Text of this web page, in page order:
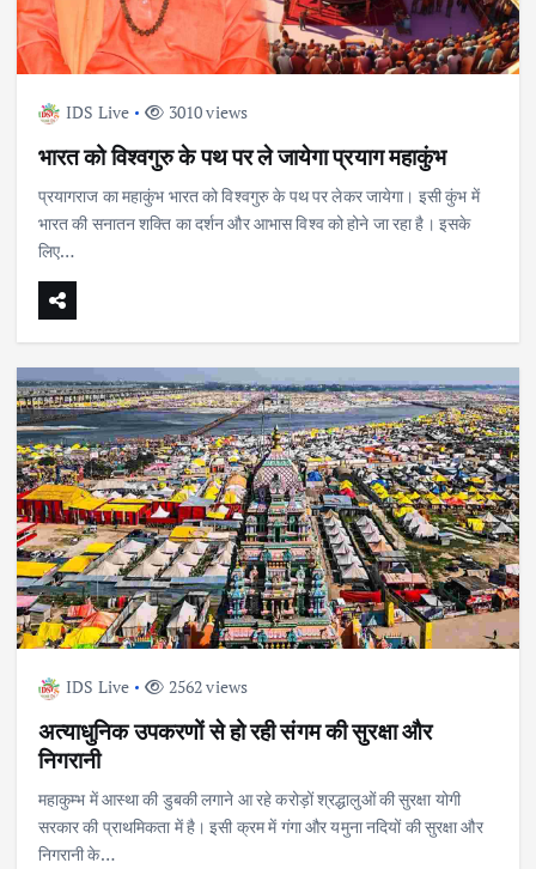
IDS Live 3010 views
भारत को विश्वगुरु के पथ पर ले जायेगा प्रयाग महाकुंभ
प्रयागराज का महाकुंभ भारत को विश्वगुरु के पथ पर लेकर जायेगा। इसी कुंभ में
भारत की सनातन शक्ति का दर्शन और आभास विश्व को होने जा रहा है। इसके
लिए…
IDS Live 2562 views
अत्याधुनिक उपकरणों से हो रही संगम की सुरक्षा और
निगरानी
महाकुम्भ में आस्था की डुबकी लगाने आ रहे करोड़ों श्रद्धालुओं की सुरक्षा योगी
सरकार की प्राथमिकता में है। इसी क्रम में गंगा और यमुना नदियों की सुरक्षा और
निगरानी के…